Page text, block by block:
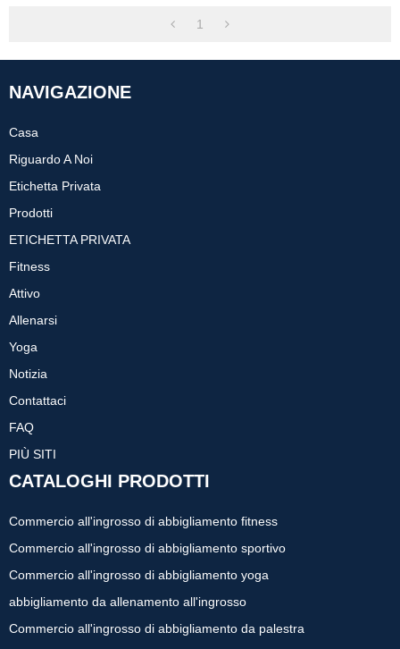
1
NAVIGAZIONE
Casa
Riguardo A Noi
Etichetta Privata
Prodotti
ETICHETTA PRIVATA
Fitness
Attivo
Allenarsi
Yoga
Notizia
Contattaci
FAQ
PIÙ SITI
CATALOGHI PRODOTTI
Commercio all'ingrosso di abbigliamento fitness
Commercio all'ingrosso di abbigliamento sportivo
Commercio all'ingrosso di abbigliamento yoga
abbigliamento da allenamento all'ingrosso
Commercio all'ingrosso di abbigliamento da palestra